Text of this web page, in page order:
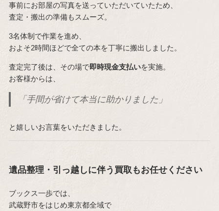
事前にお部屋の写真を送っていただいていたため、
査定・搬出の準備もスムーズ。
3名体制で作業を進め、
およそ2時間ほどで全ての本を丁寧に搬出しました。
査定完了後は、その場で即時現金支払いを実施。
お客様からは、
「手間が省けて本当に助かりました」
と嬉しいお言葉をいただきました。
遺品整理・引っ越しに伴う買取もお任せください
ブックス一歩では、
武蔵野市をはじめ東京都全域で